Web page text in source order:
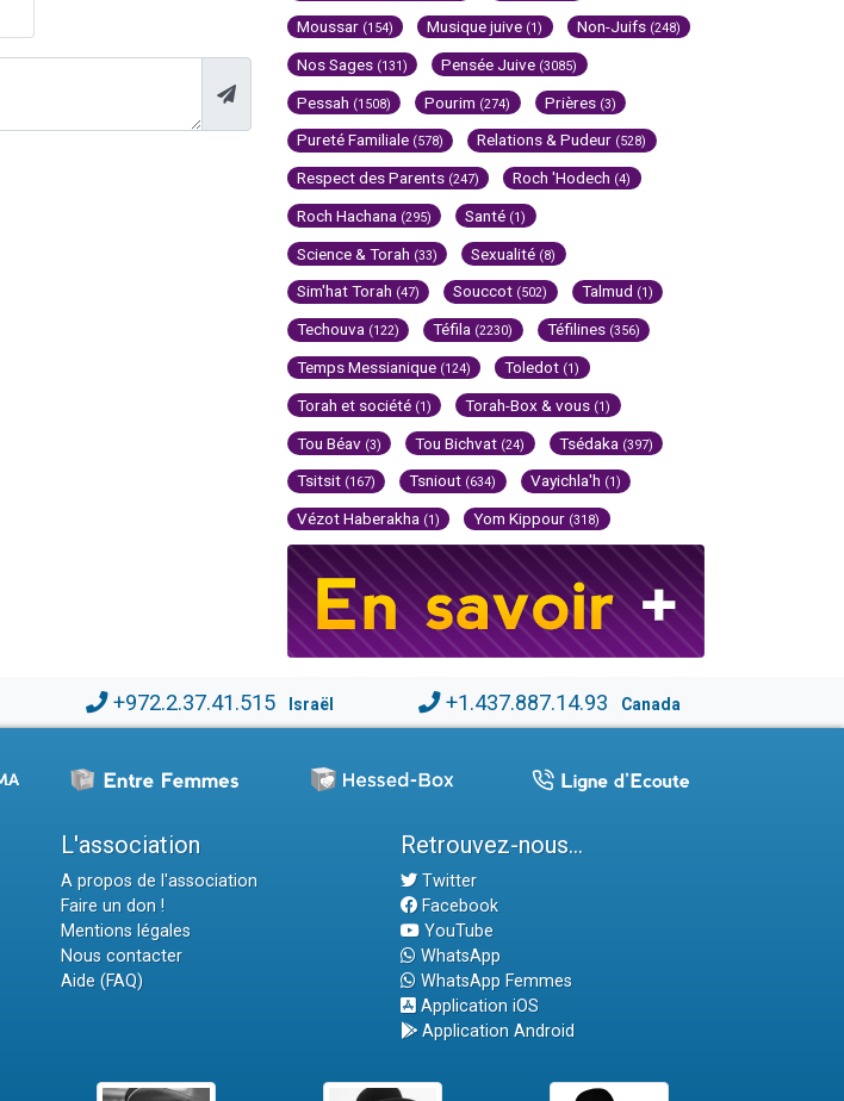
Moussar (154) Musique juive (1) Non-Juifs (248)
Nos Sages (131) Pensée Juive (3085)
Pessah (1508) Pourim (274) Prières (3)
Pureté Familiale (578) Relations & Pudeur (528)
Respect des Parents (247) Roch 'Hodech (4)
Roch Hachana (295) Santé (1)
Science & Torah (33) Sexualité (8)
Sim'hat Torah (47) Souccot (502) Talmud (1)
Techouva (122) Téfila (2230) Téfilines (356)
Temps Messianique (124) Toledot (1)
Torah et société (1) Torah-Box & vous (1)
Tou Béav (3) Tou Bichvat (24) Tsédaka (397)
Tsitsit (167) Tsniout (634) Vayichla'h (1)
Vézot Haberakha (1) Yom Kippour (318)
+972.2.37.41.515 Israël +1.437.887.14.93 Canada
L'association
A propos de l'association
Faire un don !
Mentions légales
Nous contacter
Aide (FAQ)
Retrouvez-nous...
Twitter
Facebook
YouTube
WhatsApp
WhatsApp Femmes
Application iOS
Application Android